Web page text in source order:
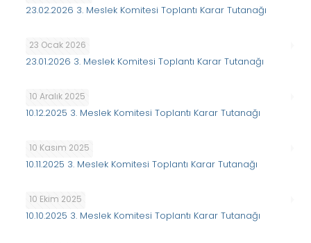
23.02.2026 3. Meslek Komitesi Toplantı Karar Tutanağı
23 Ocak 2026
23.01.2026 3. Meslek Komitesi Toplantı Karar Tutanağı
10 Aralık 2025
10.12.2025 3. Meslek Komitesi Toplantı Karar Tutanağı
10 Kasım 2025
10.11.2025 3. Meslek Komitesi Toplantı Karar Tutanağı
10 Ekim 2025
10.10.2025 3. Meslek Komitesi Toplantı Karar Tutanağı